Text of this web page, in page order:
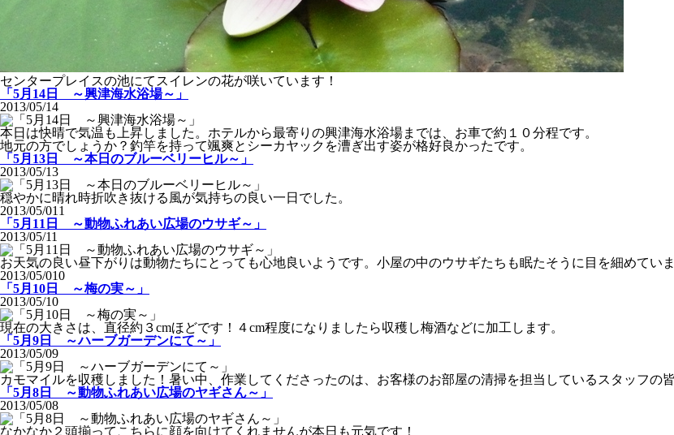
センタープレイスの池にてスイレンの花が咲いています！
「5月14日 ～興津海水浴場～」
2013/05/14
本日は快晴で気温も上昇しました。ホテルから最寄りの興津海水浴場までは、お車で約１０分程です。
地元の方でしょうか？釣竿を持って颯爽とシーカヤックを漕ぎ出す姿が格好良かったです。
「5月13日 ～本日のブルーベリーヒル～」
2013/05/13
穏やかに晴れ時折吹き抜ける風が気持ちの良い一日でした。
2013/05/011
「5月11日 ～動物ふれあい広場のウサギ～」
2013/05/11
お天気の良い昼下がりは動物たちにとっても心地良いようです。小屋の中のウサギたちも眠たそうに目を細めていま
2013/05/010
「5月10日 ～梅の実～」
2013/05/10
現在の大きさは、直径約３cmほどです！４cm程度になりましたら収穫し梅酒などに加工します。
「5月9日 ～ハーブガーデンにて～」
2013/05/09
カモマイルを収穫しました！暑い中、作業してくださったのは、お客様のお部屋の清掃を担当しているスタッフの
「5月8日 ～動物ふれあい広場のヤギさん～」
2013/05/08
なかなか２頭揃ってこちらに顔を向けてくれませんが本日も元気です！